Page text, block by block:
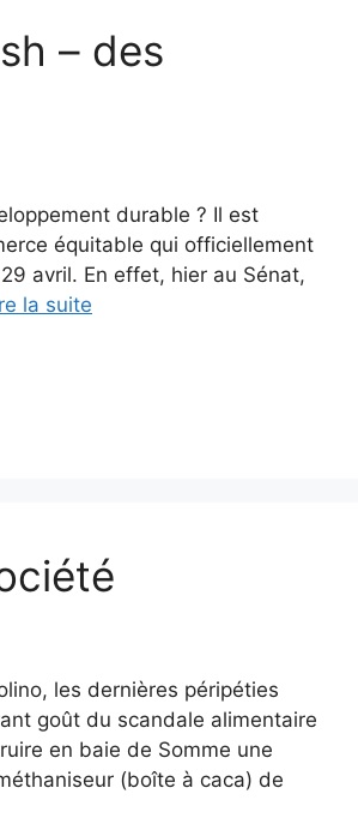
– des
durable ? Il est
équitable qui officiellement
avril. En effet, hier au Sénat,
la suite
les dernières péripéties
goût du scandale alimentaire
en baie de Somme une
(boîte à caca) de